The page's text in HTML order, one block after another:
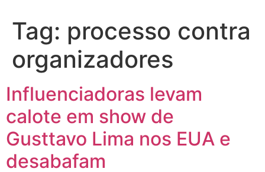
Tag: processo contra
organizadores
Influenciadoras levam
calote em show de
Gusttavo Lima nos EUA e
desabafam